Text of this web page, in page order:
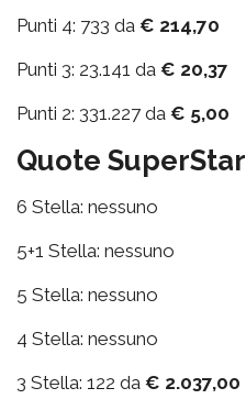
Punti 4: 733 da € 214,70
Punti 3: 23.141 da € 20,37
Punti 2: 331.227 da € 5,00
Quote SuperStar
6 Stella: nessuno
5+1 Stella: nessuno
5 Stella: nessuno
4 Stella: nessuno
3 Stella: 122 da € 2.037,00